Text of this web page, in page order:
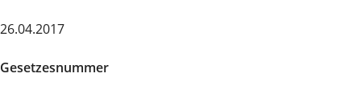
26.04.2017
Gesetzesnummer